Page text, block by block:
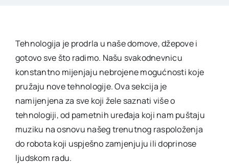
Tehnologija je prodrla u naše domove, džepove i
gotovo sve što radimo. Našu svakodnevnicu
konstantno mijenjaju nebrojene mogućnosti koje
pružaju nove tehnologije. Ova sekcija je
namijenjena za sve koji žele saznati više o
tehnologiji, od pametnih uređaja koji nam puštaju
muziku na osnovu našeg trenutnog raspoloženja
do robota koji uspješno zamjenjuju ili doprinose
ljudskom radu.